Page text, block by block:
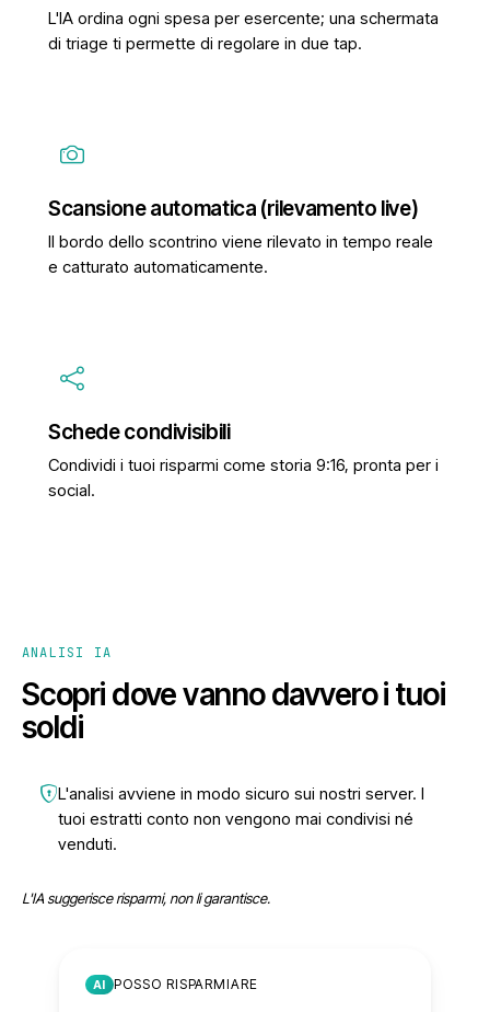
L'IA ordina ogni spesa per esercente; una schermata
di triage ti permette di regolare in due tap.
Scansione automatica (rilevamento live)
Il bordo dello scontrino viene rilevato in tempo reale
e catturato automaticamente.
Schede condivisibili
Condividi i tuoi risparmi come storia 9:16, pronta per i
social.
ANALISI IA
Scopri dove vanno davvero i tuoi
soldi
L'analisi avviene in modo sicuro sui nostri server. I
tuoi estratti conto non vengono mai condivisi né
venduti.
L'IA suggerisce risparmi, non li garantisce.
AI POSSO RISPARMIARE